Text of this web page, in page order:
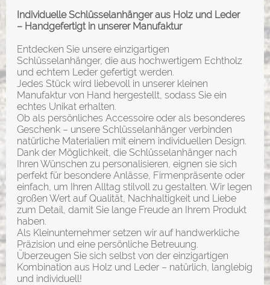
Individuelle Schlüsselanhänger aus Holz und Leder
– Handgefertigt in unserer Manufaktur
Entdecken Sie unsere einzigartigen
Schlüsselanhänger, die aus hochwertigem Echtholz
und echtem Leder gefertigt werden.
Jedes Stück wird liebevoll in unserer kleinen
Manufaktur von Hand hergestellt, sodass Sie ein
echtes Unikat erhalten.
Ob als persönliches Accessoire oder als besonderes
Geschenk – unsere Schlüsselanhänger verbinden
natürliche Materialien mit einem individuellen Design.
Dank der Möglichkeit, die Schlüsselanhänger nach
Ihren Wünschen zu personalisieren, eignen sie sich
perfekt für besondere Anlässe, Firmenpräsente oder
einfach, um Ihren Alltag stilvoll zu gestalten. Wir legen
großen Wert auf Qualität, Nachhaltigkeit und Liebe
zum Detail, damit Sie lange Freude an Ihrem Produkt
haben.
Als Kleinunternehmer setzen wir auf handwerkliche
Präzision und eine persönliche Betreuung.
Überzeugen Sie sich selbst von der einzigartigen
Kombination aus Holz und Leder – natürlich, langlebig
und individuell!